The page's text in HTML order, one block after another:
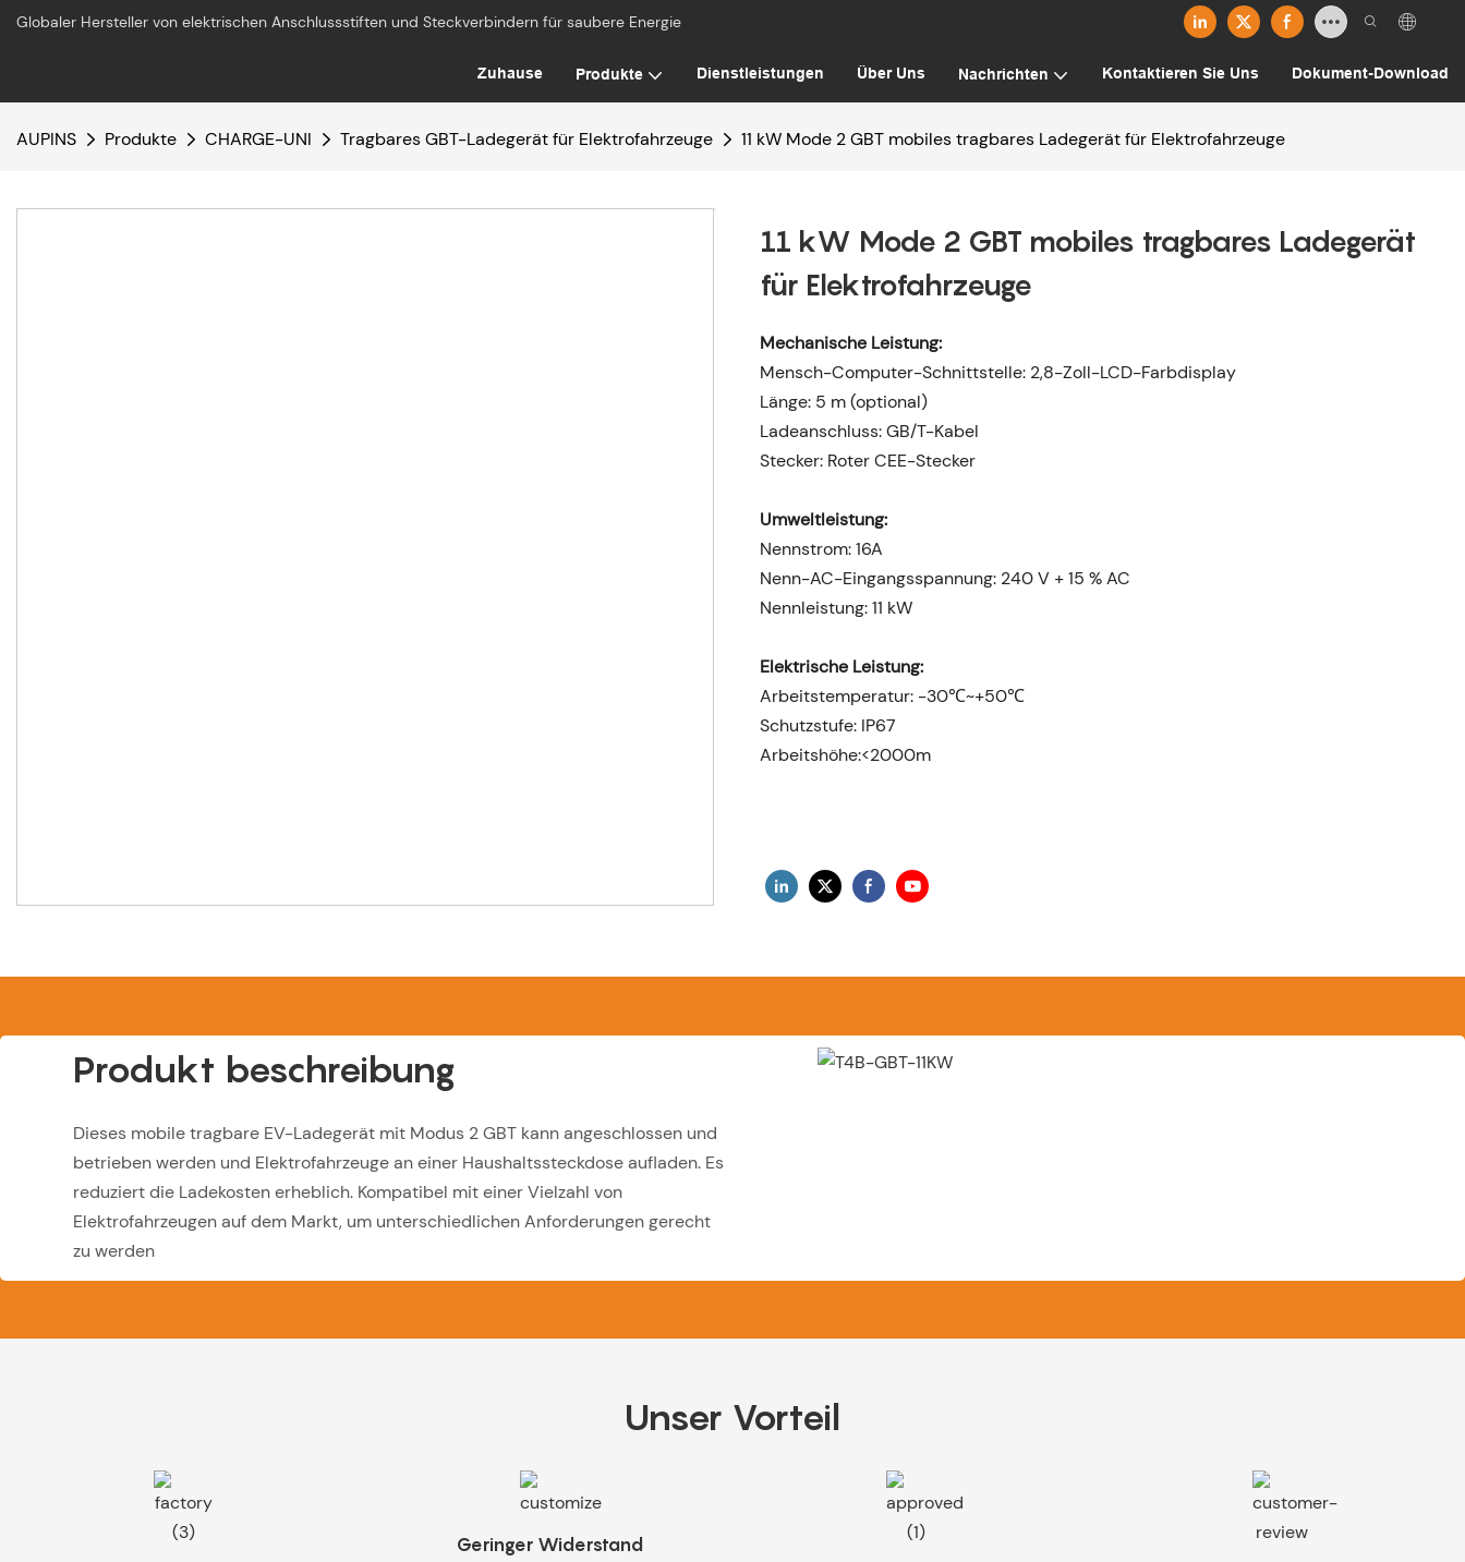
Globaler Hersteller von elektrischen Anschlussstiften und Steckverbindern für saubere Energie
Zuhause Produkte Dienstleistungen Über Uns Nachrichten Kontaktieren Sie Uns Dokument-Download
AUPINS Produkte CHARGE-UNI Tragbares GBT-Ladegerät für Elektrofahrzeuge 11 kW Mode 2 GBT mobiles tragbares Ladegerät für Elektrofahrzeuge
11 kW Mode 2 GBT mobiles tragbares Ladegerät
für Elektrofahrzeuge
Mechanische Leistung:
Mensch-Computer-Schnittstelle: 2,8-Zoll-LCD-Farbdisplay
Länge: 5 m (optional)
Ladeanschluss: GB/T-Kabel
Stecker: Roter CEE-Stecker
Umweltleistung:
Nennstrom: 16A
Nenn-AC-Eingangsspannung: 240 V + 15 % AC
Nennleistung: 11 kW
Elektrische Leistung:
Arbeitstemperatur: -30℃~+50℃
Schutzstufe: IP67
Arbeitshöhe:<2000m
Produkt beschreibung
Dieses mobile tragbare EV-Ladegerät mit Modus 2 GBT kann angeschlossen und
betrieben werden und Elektrofahrzeuge an einer Haushaltssteckdose aufladen. Es
reduziert die Ladekosten erheblich. Kompatibel mit einer Vielzahl von
Elektrofahrzeugen auf dem Markt, um unterschiedlichen Anforderungen gerecht
zu werden
Unser Vorteil
Geringer Widerstand